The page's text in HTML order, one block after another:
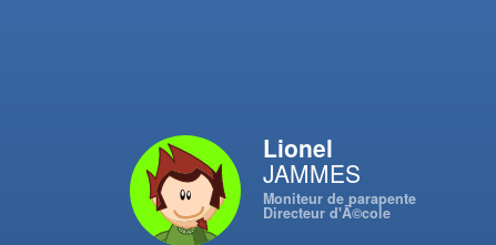
Lionel
JAMMES
Moniteur de parapente
Directeur d'Ã©cole